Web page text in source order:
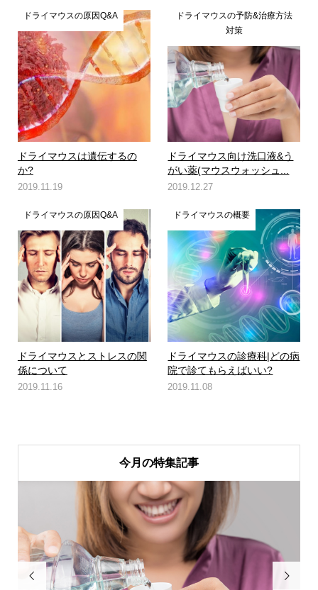
ドライマウスの原因Q&A
ドライマウスは遺伝するの
か?
2019.11.19
ドライマウスの予防&治療方法
対策
ドライマウス向け洗口液&う
がい薬(マウスウォッシュ...
2019.12.27
ドライマウスの原因Q&A
ドライマウスとストレスの関
係について
2019.11.16
ドライマウスの概要
ドライマウスの診療科|どの病
院で診てもらえばいい?
2019.11.08
今月の特集記事
 